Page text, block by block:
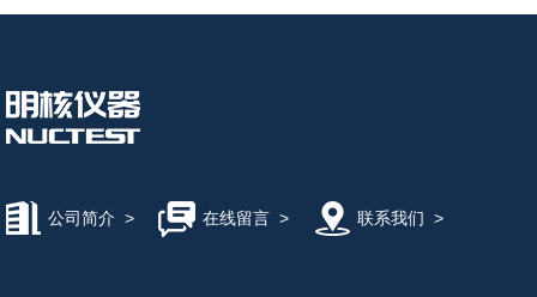
公司简介 > 在线留言> 联系我们 >